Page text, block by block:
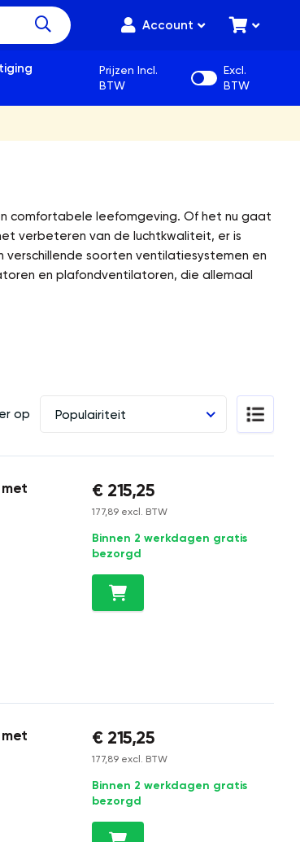
Account
Prijzen Incl.
BTW
Excl.
BTW
comfortabele leefomgeving. Of het nu gaat
verbeteren van de luchtkwaliteit, er is
soorten ventilatiesystemen en
en plafondventilatoren, die allemaal
op Populairiteit
€ 215,25
177,89 excl. BTW
Binnen 2 werkdagen gratis
bezorgd
€ 215,25
177,89 excl. BTW
Binnen 2 werkdagen gratis
bezorgd